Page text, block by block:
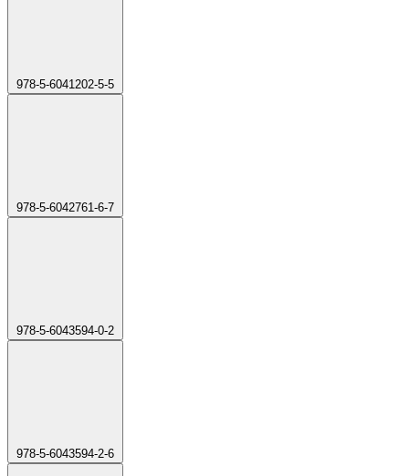
978-5-6041202-5-5
978-5-6042761-6-7
978-5-6043594-0-2
978-5-6043594-2-6